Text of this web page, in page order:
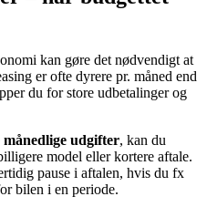
kan gøre det nødvendigt at
er ofte dyrere pr. måned end
du for store udbetalinger og
udgifter, kan du
model eller kortere aftale.
pause i aftalen, hvis du fx
bilen i en periode.